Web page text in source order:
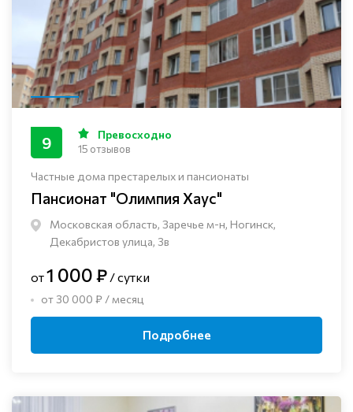
Частные дома престарелых и пансионаты
Пансионат "Олимпия Хаус"
Московская область, Заречье м-н, Ногинск, ​
Декабристов улица, 3в
9 Превосходно
15 отзывов
от1 000 ₽ / сутки
от 30 000 ₽ / месяц
Подробнее